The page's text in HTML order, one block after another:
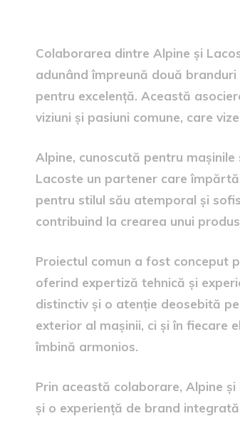
Colaborarea dintre Alpine și
adunând împreună două
pentru excelență. Această
viziuni și pasiuni comune, care
Alpine, cunoscută pentru
Lacoste un partener care
pentru stilul său atemporal și
contribuind la crearea unui
Proiectul comun a fost conceput
oferind expertiză tehnică și
distinctiv și o atenție deosebită
exterior al mașinii, ci și în fiecare
îmbină armonios.
Prin această colaborare, Alpine
și o experiență de brand